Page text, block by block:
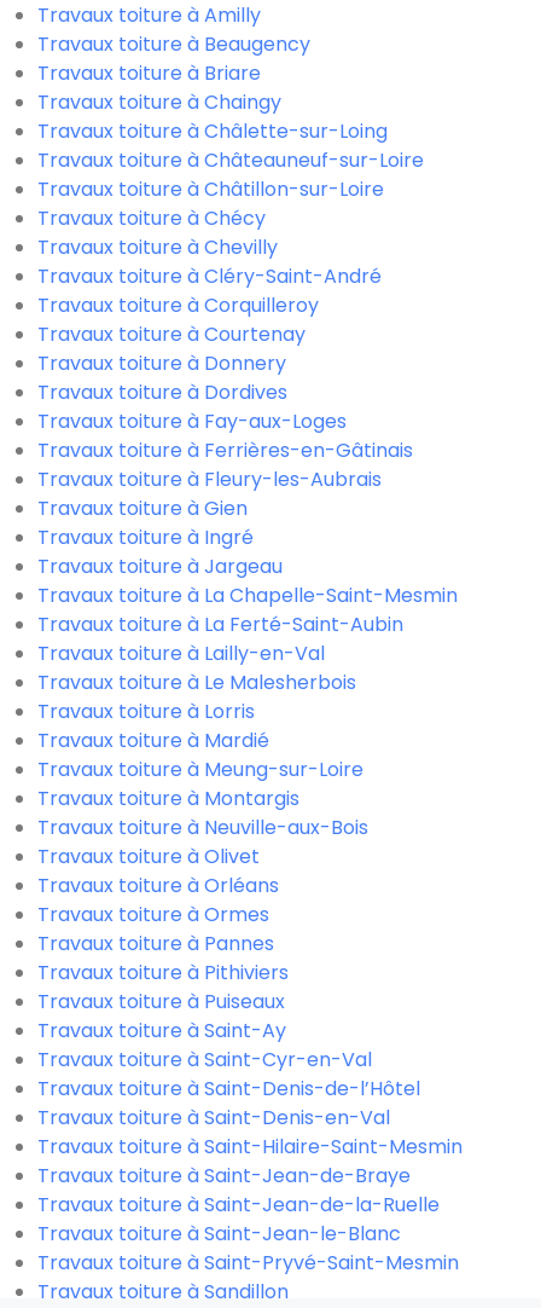
Travaux toiture à Amilly
Travaux toiture à Beaugency
Travaux toiture à Briare
Travaux toiture à Chaingy
Travaux toiture à Châlette-sur-Loing
Travaux toiture à Châteauneuf-sur-Loire
Travaux toiture à Châtillon-sur-Loire
Travaux toiture à Chécy
Travaux toiture à Chevilly
Travaux toiture à Cléry-Saint-André
Travaux toiture à Corquilleroy
Travaux toiture à Courtenay
Travaux toiture à Donnery
Travaux toiture à Dordives
Travaux toiture à Fay-aux-Loges
Travaux toiture à Ferrières-en-Gâtinais
Travaux toiture à Fleury-les-Aubrais
Travaux toiture à Gien
Travaux toiture à Ingré
Travaux toiture à Jargeau
Travaux toiture à La Chapelle-Saint-Mesmin
Travaux toiture à La Ferté-Saint-Aubin
Travaux toiture à Lailly-en-Val
Travaux toiture à Le Malesherbois
Travaux toiture à Lorris
Travaux toiture à Mardié
Travaux toiture à Meung-sur-Loire
Travaux toiture à Montargis
Travaux toiture à Neuville-aux-Bois
Travaux toiture à Olivet
Travaux toiture à Orléans
Travaux toiture à Ormes
Travaux toiture à Pannes
Travaux toiture à Pithiviers
Travaux toiture à Puiseaux
Travaux toiture à Saint-Ay
Travaux toiture à Saint-Cyr-en-Val
Travaux toiture à Saint-Denis-de-l’Hôtel
Travaux toiture à Saint-Denis-en-Val
Travaux toiture à Saint-Hilaire-Saint-Mesmin
Travaux toiture à Saint-Jean-de-Braye
Travaux toiture à Saint-Jean-de-la-Ruelle
Travaux toiture à Saint-Jean-le-Blanc
Travaux toiture à Saint-Pryvé-Saint-Mesmin
Travaux toiture à Sandillon